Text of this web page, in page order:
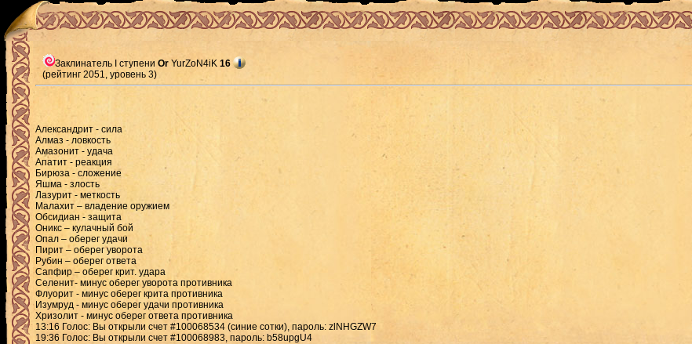
Заклинатель I ступени Or YurZoN4iK 16
(рейтинг 2051, уровень 3)
Александрит - сила
Алмаз - ловкость
Амазонит - удача
Апатит - реакция
Бирюза - сложение
Яшма - злость
Лазурит - меткость
Малахит – владение оружием
Обсидиан - защита
Оникс – кулачный бой
Опал – оберег удачи
Пирит – оберег уворота
Рубин – оберег ответа
Сапфир – оберег крит. удара
Селенит- минус оберег уворота противника
Флуорит - минус оберег крита противника
Изумруд - минус оберег удачи противника
Хризолит - минус оберег ответа противника
13:16 Голос: Вы открыли счет #100068534 (синие сотки), пароль: zlNHGZW7
19:36 Голос: Вы открыли счет #100068983, пароль: b58upgU4